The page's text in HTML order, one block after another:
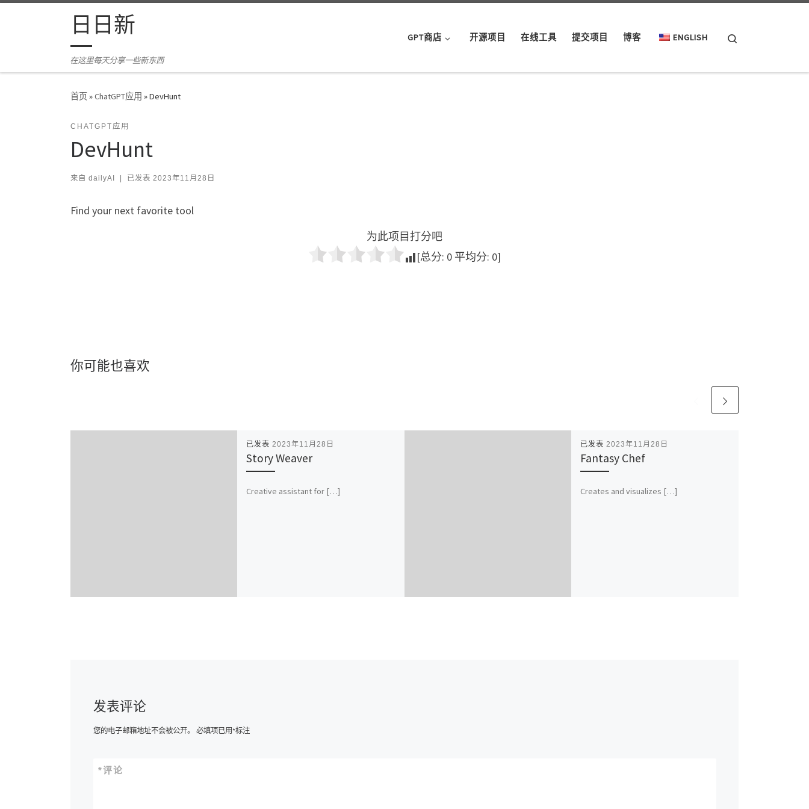
Skip to content日日新
在这里每天分享一些新东西
GPT商店 开源项目 在线工具 提交项目 博客 ENGLISH
首页»ChatGPT应用 »DevHunt
CHATGPT应用
DevHunt
来自 dailyAI 已发表 2023年11月28日
Find your next favorite tool
为此项目打分吧
[总分: 0 平均分: 0]
你可能也喜欢
已发表 2023年11月28日
Story Weaver
Creative assistant for […]
已发表 2023年11月28日
Fantasy Chef
Creates and visualizes […]
发表评论
您的电子邮箱地址不会被公开。 必填项已用*标注
评论
*